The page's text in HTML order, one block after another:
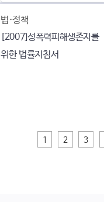
법·정책
[2007]성폭력피해생존자를
위한 법률지침서
1 2 3